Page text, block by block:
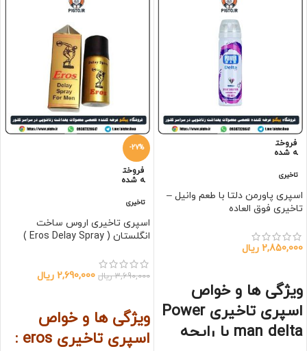
فروخت
ه شده
تاخیری
اسپری پاورمن دلتا با طعم وانیل –
تاخیری فوق العاده
2,850,000 ریال
ویژگی ها و خواص
اسپری تاخیری Power
man delta با رایحه
-27%
فروخت
ه شده
تاخیری
اسپری تاخیری اروس ساخت
انگلستان ( Eros Delay Spray )
3,690,000 ریال 2,690,000 ریال
ویژگی ها و خواص
اسپری تاخیری eros :